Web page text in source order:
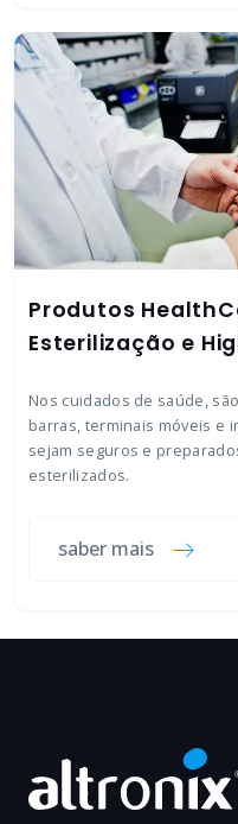
Produtos
Esterilização e
Nos cuidados de saúde,
barras, terminais móveis e
sejam seguros e
esterilizados.
saber mais